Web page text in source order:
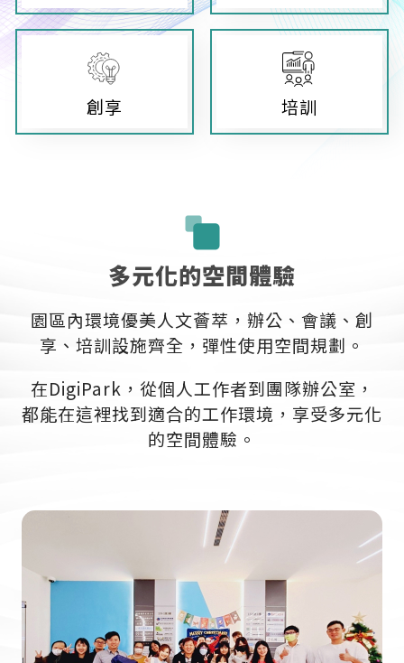
創享 培訓
多元化的空間體驗
園區內環境優美人文薈萃，辦公、會議、創
享、培訓設施齊全，彈性使用空間規劃。
在DigiPark，從個人工作者到團隊辦公室，
都能在這裡找到適合的工作環境，享受多元化
的空間體驗。